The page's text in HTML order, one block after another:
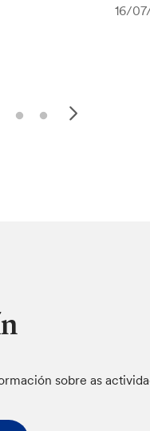
16/
sobre as